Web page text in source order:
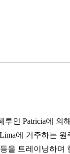
루인 Patricia에 의
에 거주하는
을 트레이닝하며